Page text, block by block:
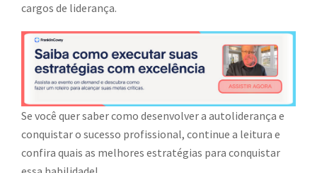
cargos de liderança.
Se você quer saber como desenvolver a autoliderança e
conquistar o sucesso profissional, continue a leitura e
confira quais as melhores estratégias para conquistar